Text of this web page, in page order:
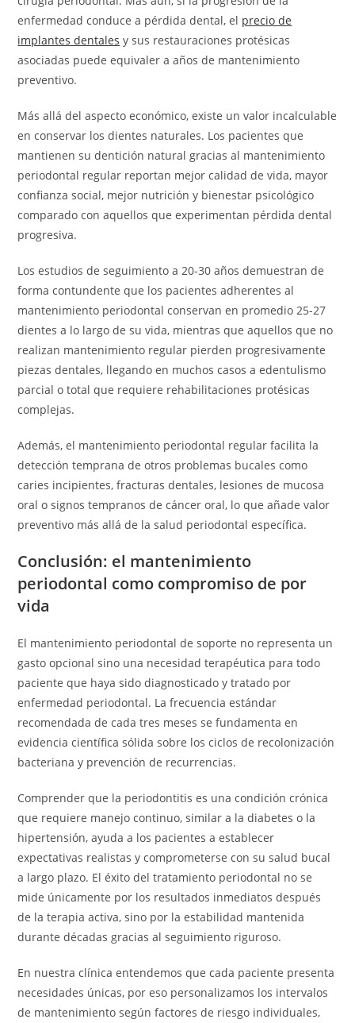
enfermedad conduce a pérdida dental, el precio de
implantes dentales y sus restauraciones protésicas
asociadas puede equivaler a años de mantenimiento
preventivo.
Más allá del aspecto económico, existe un valor incalculable
en conservar los dientes naturales. Los pacientes que
mantienen su dentición natural gracias al mantenimiento
periodontal regular reportan mejor calidad de vida, mayor
confianza social, mejor nutrición y bienestar psicológico
comparado con aquellos que experimentan pérdida dental
progresiva.
Los estudios de seguimiento a 20-30 años demuestran de
forma contundente que los pacientes adherentes al
mantenimiento periodontal conservan en promedio 25-27
dientes a lo largo de su vida, mientras que aquellos que no
realizan mantenimiento regular pierden progresivamente
piezas dentales, llegando en muchos casos a edentulismo
parcial o total que requiere rehabilitaciones protésicas
complejas.
Además, el mantenimiento periodontal regular facilita la
detección temprana de otros problemas bucales como
caries incipientes, fracturas dentales, lesiones de mucosa
oral o signos tempranos de cáncer oral, lo que añade valor
preventivo más allá de la salud periodontal específica.
Conclusión: el mantenimiento
periodontal como compromiso de por
vida
El mantenimiento periodontal de soporte no representa un
gasto opcional sino una necesidad terapéutica para todo
paciente que haya sido diagnosticado y tratado por
enfermedad periodontal. La frecuencia estándar
recomendada de cada tres meses se fundamenta en
evidencia científica sólida sobre los ciclos de recolonización
bacteriana y prevención de recurrencias.
Comprender que la periodontitis es una condición crónica
que requiere manejo continuo, similar a la diabetes o la
hipertensión, ayuda a los pacientes a establecer
expectativas realistas y comprometerse con su salud bucal
a largo plazo. El éxito del tratamiento periodontal no se
mide únicamente por los resultados inmediatos después
de la terapia activa, sino por la estabilidad mantenida
durante décadas gracias al seguimiento riguroso.
En nuestra clínica entendemos que cada paciente presenta
necesidades únicas, por eso personalizamos los intervalos
de mantenimiento según factores de riesgo individuales,